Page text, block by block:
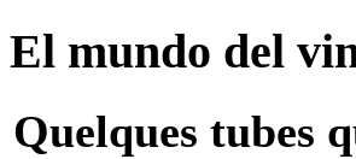
El mundo del
Quelques tubes